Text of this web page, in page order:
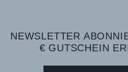
NEWSLETTER
€ GUTSCHEIN